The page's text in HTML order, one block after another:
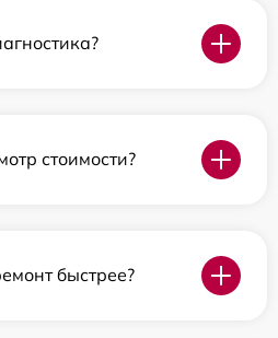
стоимости?
быстрее?